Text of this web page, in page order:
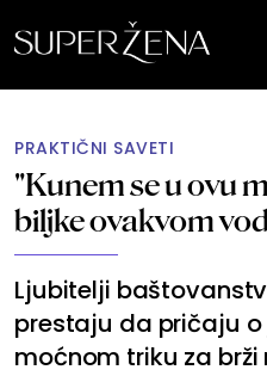
PRAKTIČNI SAVETI
"Kunem se u ovu
biljke ovakvom
Ljubitelji
prestaju da pričaju
moćnom triku za